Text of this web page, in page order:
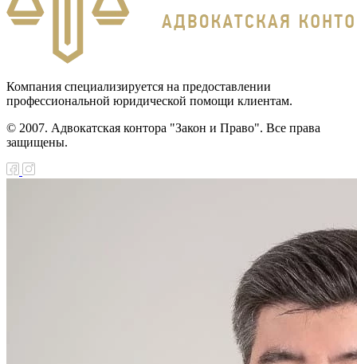
Компания специализируется на предоставлении
профессиональной юридической помощи клиентам.
© 2007. Адвокатская контора "Закон и Право". Все права
защищены.